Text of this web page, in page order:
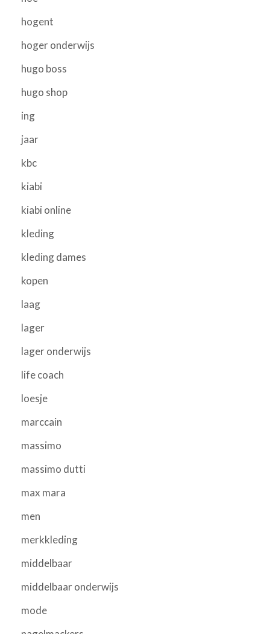
hogent
hoger onderwijs
hugo boss
hugo shop
ing
jaar
kbc
kiabi
kiabi online
kleding
kleding dames
kopen
laag
lager
lager onderwijs
life coach
loesje
marccain
massimo
massimo dutti
max mara
men
merkkleding
middelbaar
middelbaar onderwijs
mode